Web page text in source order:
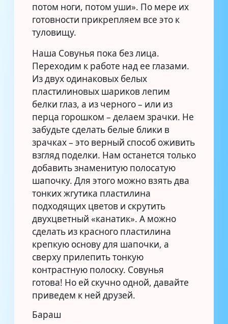
потом ноги, потом уши». По мере их
готовности прикрепляем все это к
туловищу.
Наша Совунья пока без лица.
Переходим к работе над ее глазами.
Из двух одинаковых белых
пластилиновых шариков лепим
белки глаз, а из черного – или из
перца горошком – делаем зрачки. Не
забудьте сделать белые блики в
зрачках – это верный способ оживить
взгляд поделки. Нам останется только
добавить знаменитую полосатую
шапочку. Для этого можно взять два
тонких жгутика пластилина
подходящих цветов и скрутить
двухцветный «канатик». А можно
сделать из красного пластилина
крепкую основу для шапочки, а
сверху прилепить тонкую
контрастную полоску. Совунья
готова! Но ей скучно одной, давайте
приведем к ней друзей.
Бараш